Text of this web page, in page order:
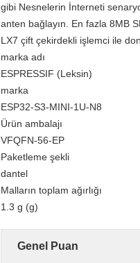
gibi Nesnelerin İnterneti
anten bağlayın. En fazla 8MB
LX7 çift çekirdekli işlemci ile
marka adı
ESPRESSIF (Leksin)
marka
ESP32-S3-MINI-1U-N8
Ürün ambalajı
VFQFN-56-EP
Paketleme şekli
dantel
Malların toplam ağırlığı
1.3 g (g)
Genel Puan